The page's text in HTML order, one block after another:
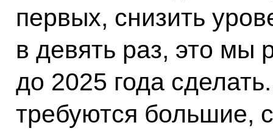
первых, снизить
в девять раз, это мы
до 2025 года
требуются большие,